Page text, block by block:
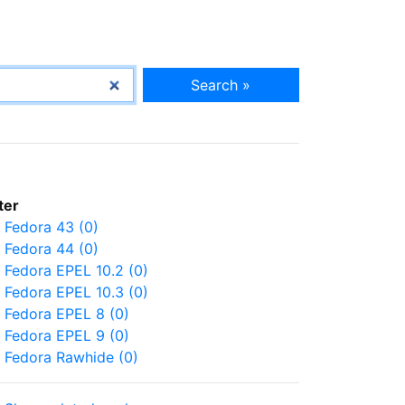
Search »
Fedora 43 (0)
Fedora 44 (0)
Fedora EPEL 10.2 (0)
Fedora EPEL 10.3 (0)
Fedora EPEL 8 (0)
Fedora EPEL 9 (0)
Fedora Rawhide (0)